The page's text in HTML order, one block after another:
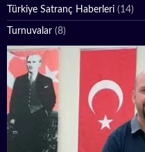
Türkiye Satranç Haberleri (14)
Turnuvalar (8)